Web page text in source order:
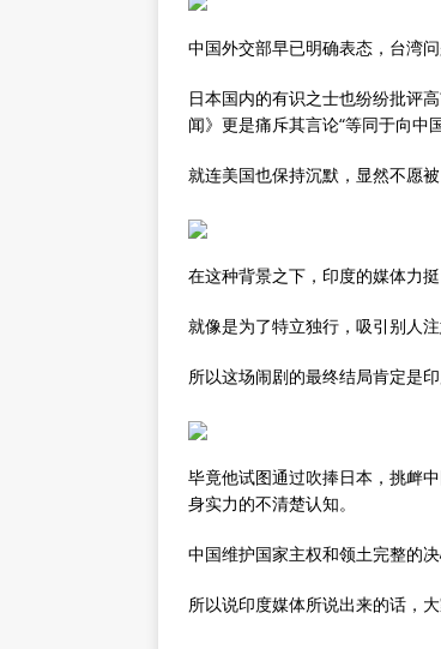
中国外交部早已明确表态，台湾
日本国内的有识之士也纷纷批评
闻》更是痛斥其言论“等同于向中
就连美国也保持沉默，显然不愿
在这种背景之下，印度的媒体力
就像是为了特立独行，吸引别人
所以这场闹剧的最终结局肯定是印
毕竟他试图通过吹捧日本，挑衅
身实力的不清楚认知。
中国维护国家主权和领土完整的
所以说印度媒体所说出来的话，